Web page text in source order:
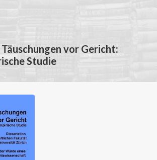
Schweizer
Bundespatentgericht
vor Gericht:
Studie